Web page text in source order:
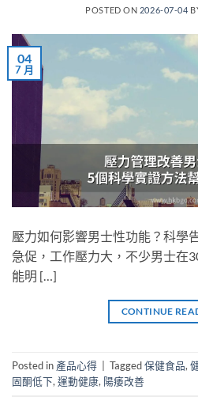
POSTED ON 2026-07-04
04
7 月
壓力如何影響男士性功能？科學
急促，工作壓力大，不少男士在
能明 […]
CONTINUE
Posted in 產品心得 Tagged保健食品,
固酮低下,運動健康, 陽痿改善